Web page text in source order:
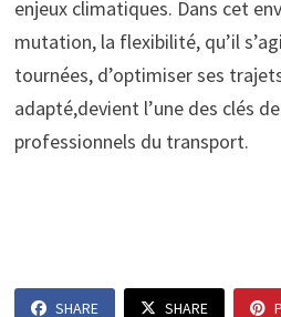
enjeux climatiques. Dans cet
mutation, la flexibilité, qu’il
tournées, d’optimiser ses
adapté,devient l’une des clés
professionnels du transport.
SHARE SHARE